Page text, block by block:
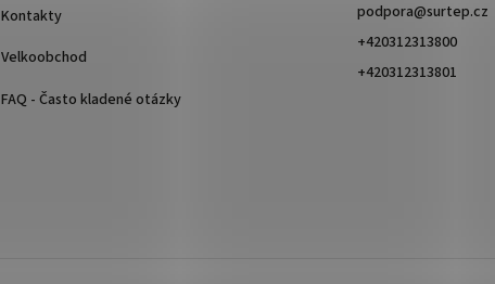
Kontakty
Velkoobchod
FAQ - Často kladené otázky
podpora@surtep.cz
+420312313800
+420312313801